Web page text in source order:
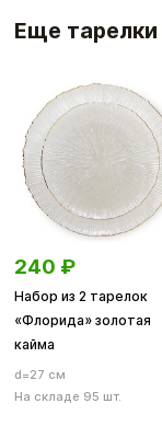
Еще тарелки
240 ₽
Набор из 2 тарелок
«Флорида» золотая
кайма
d=27 см
На складе 95 шт.